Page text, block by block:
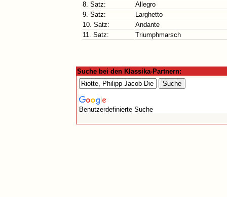
8. Satz:
Allegro
9. Satz:
Larghetto
10. Satz:
Andante
11. Satz:
Triumphmarsch
Suche bei den Klassika-Partnern:
Benutzerdefinierte Suche